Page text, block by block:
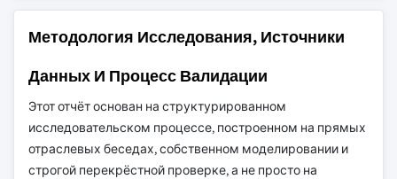
Методология Исследования, Источники
Данных И Процесс Валидации
Этот отчёт основан на структурированном
исследовательском процессе, построенном на прямых
отраслевых беседах, собственном моделировании и
строгой перекрёстной проверке, а не просто на